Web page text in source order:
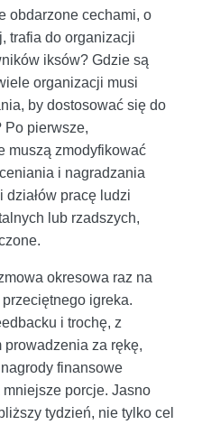
obdarzone cechami, o
trafia do organizacji
iksów? Gdzie są
organizacji musi
by dostosować się do
Po pierwsze,
muszą zmodyfikować
i nagradzania
pracę ludzi
lub rzadszych,
okresowa raz na
przeciętnego igreka.
i trochę, z
prowadzenia za rękę,
finansowe
porcje. Jasno
tydzień, nie tylko cel